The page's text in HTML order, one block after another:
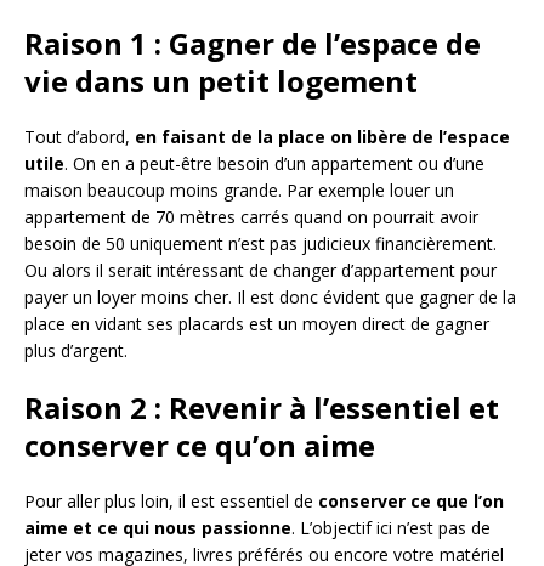
Raison 1 : Gagner de l’espace de
vie dans un petit logement
Tout d’abord, en faisant de la place on libère de l’espace
utile. On en a peut-être besoin d’un appartement ou d’une
maison beaucoup moins grande. Par exemple louer un
appartement de 70 mètres carrés quand on pourrait avoir
besoin de 50 uniquement n’est pas judicieux financièrement.
Ou alors il serait intéressant de changer d’appartement pour
payer un loyer moins cher. Il est donc évident que gagner de la
place en vidant ses placards est un moyen direct de gagner
plus d’argent.
Raison 2 : Revenir à l’essentiel et
conserver ce qu’on aime
Pour aller plus loin, il est essentiel de conserver ce que l’on
aime et ce qui nous passionne. L’objectif ici n’est pas de
jeter vos magazines, livres préférés ou encore votre matériel